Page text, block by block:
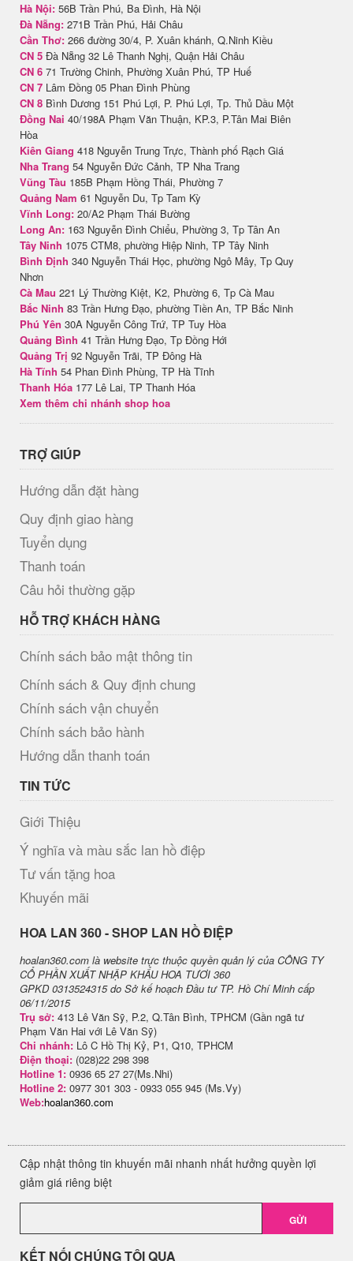
Hà Nội: 56B Trần Phú, Ba Đình, Hà Nội
Đà Nẵng: 271B Trần Phú, Hải Châu
Cần Thơ: 266 đường 30/4, P. Xuân khánh, Q.Ninh Kiều
CN 5 Đà Nẵng 32 Lê Thanh Nghị, Quận Hải Châu
CN 6 71 Trường Chinh, Phường Xuân Phú, TP Huế
CN 7 Lâm Đồng 05 Phan Đình Phùng
CN 8 Bình Dương 151 Phú Lợi, P. Phú Lợi, Tp. Thủ Dầu Một
Đồng Nai 40/198A Phạm Văn Thuận, KP.3, P.Tân Mai Biên
Hòa
Kiên Giang 418 Nguyễn Trung Trực, Thành phố Rạch Giá
Nha Trang 54 Nguyễn Đức Cảnh, TP Nha Trang
Vũng Tàu 185B Phạm Hồng Thái, Phường 7
Quảng Nam 61 Nguyễn Du, Tp Tam Kỳ
Vĩnh Long: 20/A2 Phạm Thái Bường
Long An: 163 Nguyễn Đình Chiểu, Phường 3, Tp Tân An
Tây Ninh 1075 CTM8, phường Hiệp Ninh, TP Tây Ninh
Bình Định 340 Nguyễn Thái Học, phường Ngô Mây, Tp Quy
Nhơn
Cà Mau 221 Lý Thường Kiệt, K2, Phường 6, Tp Cà Mau
Bắc Ninh 83 Trần Hưng Đạo, phường Tiền An, TP Bắc Ninh
Phú Yên 30A Nguyễn Công Trứ, TP Tuy Hòa
Quảng Bình 41 Trần Hưng Đạo, Tp Đồng Hới
Quảng Trị 92 Nguyễn Trãi, TP Đông Hà
Hà Tĩnh 54 Phan Đình Phùng, TP Hà Tĩnh
Thanh Hóa 177 Lê Lai, TP Thanh Hóa
Xem thêm chi nhánh shop hoa
TRỢ GIÚP
Hướng dẫn đặt hàng
Quy định giao hàng
Tuyển dụng
Thanh toán
Câu hỏi thường gặp
HỖ TRỢ KHÁCH HÀNG
Chính sách bảo mật thông tin
Chính sách & Quy định chung
Chính sách vận chuyển
Chính sách bảo hành
Hướng dẫn thanh toán
TIN TỨC
Giới Thiệu
Ý nghĩa và màu sắc lan hồ điệp
Tư vấn tặng hoa
Khuyến mãi
H​OA LAN 360 - SHOP LAN HỒ ĐIỆP
hoalan360.com là website trực thuộc quyền quản lý của CÔNG TY
CỔ PHẦN XUẤT NHẬP KHẨU HOA TƯƠI 360
GPKD 0313524315 do Sở kế hoạch Đầu tư TP. Hồ Chí Minh cấp
06/11/2015
Trụ sở: 413 Lê Văn Sỹ, P.2, Q.Tân Bình, TPHCM (Gần ngã tư
Phạm Văn Hai với Lê Văn Sỹ)
Chi nhánh: Lô C Hồ Thị Kỷ, P1, Q10, TPHCM
Điện thoại: (028)22 298 398
Hotline 1: 0936 65 27 27(Ms.Nhi)
Hotline 2: 0977 301 303 - 0933 055 945 (Ms.Vy)
Web:hoalan360.com
Cập nhật thông tin khuyến mãi nhanh nhất hưởng quyền lợi
giảm giá riêng biệt
GỬI
KẾT NỐI CHÚNG TÔI QUA